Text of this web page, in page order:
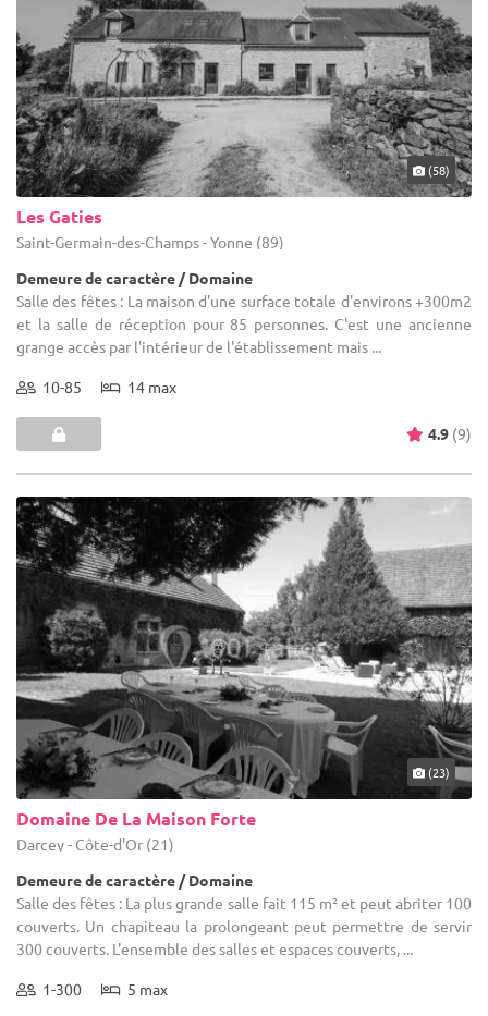
(58)
Les Gaties
Saint-Germain-des-Champs - Yonne (89)
Demeure de caractère / Domaine
Salle des fêtes : La maison d'une surface totale d'environs +300m2
et la salle de réception pour 85 personnes. C'est une ancienne
grange accès par l'intérieur de l'établissement mais ...
10-85 14 max
4.9 (9)
(23)
Domaine De La Maison Forte
Darcey - Côte-d'Or (21)
Demeure de caractère / Domaine
Salle des fêtes : La plus grande salle fait 115 m² et peut abriter 100
couverts. Un chapiteau la prolongeant peut permettre de servir
300 couverts. L'ensemble des salles et espaces couverts, ...
1-300 5 max